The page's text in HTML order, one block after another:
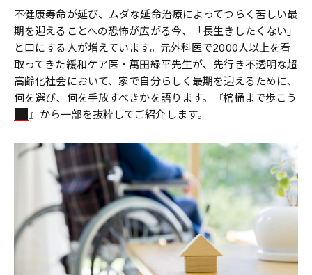
不健康寿命が延び、ムダな延命治療によってつらく苦しい最
期を迎えることへの恐怖が広がる今、「長生きしたくない」
と口にする人が増えています。元外科医で2000人以上を看
取ってきた緩和ケア医・萬田緑平先生が、先行き不透明な超
高齢化社会において、家で自分らしく最期を迎えるために、
何を選び、何を手放すべきかを語ります。『棺桶まで歩こう
』から一部を抜粋してご紹介します。